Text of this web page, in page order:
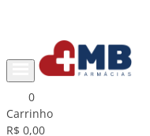
0
Carrinho
R$ 0,00